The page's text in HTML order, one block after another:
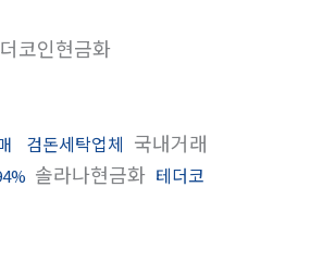
코인현금화
검돈세탁업체 국내거래
솔라나현금화 테더코